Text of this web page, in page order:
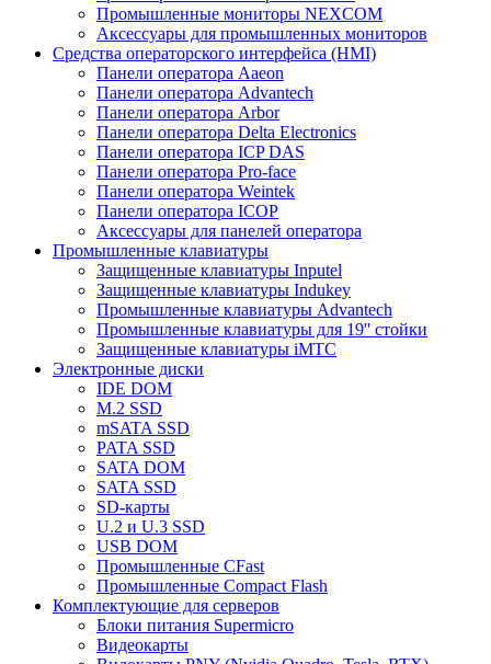
Промышленные мониторы NEXCOM
Аксессуары для промышленных мониторов
Средства операторского интерфейса (HMI)
Панели оператора Aaeon
Панели оператора Advantech
Панели оператора Arbor
Панели оператора Delta Electronics
Панели оператора ICP DAS
Панели оператора Pro-face
Панели оператора Weintek
Панели оператора ICOP
Аксессуары для панелей оператора
Промышленные клавиатуры
Защищенные клавиатуры Inputel
Защищенные клавиатуры Indukey
Промышленные клавиатуры Advantech
Промышленные клавиатуры для 19'' стойки
Защищенные клавиатуры iMTC
Электронные диски
IDE DOM
M.2 SSD
mSATA SSD
PATA SSD
SATA DOM
SATA SSD
SD-карты
U.2 и U.3 SSD
USB DOM
Промышленные CFast
Промышленные Compact Flash
Комплектующие для серверов
Блоки питания Supermicro
Видеокарты